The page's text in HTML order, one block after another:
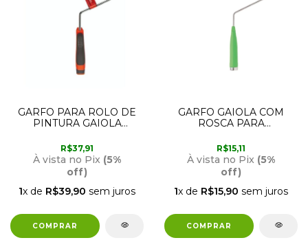
GARFO PARA ROLO DE
PINTURA GAIOLA
AT546 ATLAS
R$37,91
À vista no Pix (5%
off)
1x de R$39,90 sem juros
GARFO GAIOLA COM
ROSCA PARA
CONDOR
R$15,11
À vista no Pix (5%
off)
1x de R$15,90 sem juros